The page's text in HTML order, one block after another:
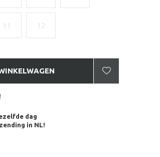
11 12
dag
in NL!